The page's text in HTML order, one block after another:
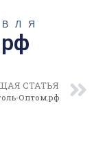
СТАТЬЯ
Оптом.рф